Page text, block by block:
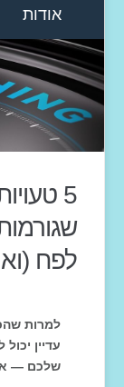
אודות
5
לפח
למרות
עדיין
שלכם —